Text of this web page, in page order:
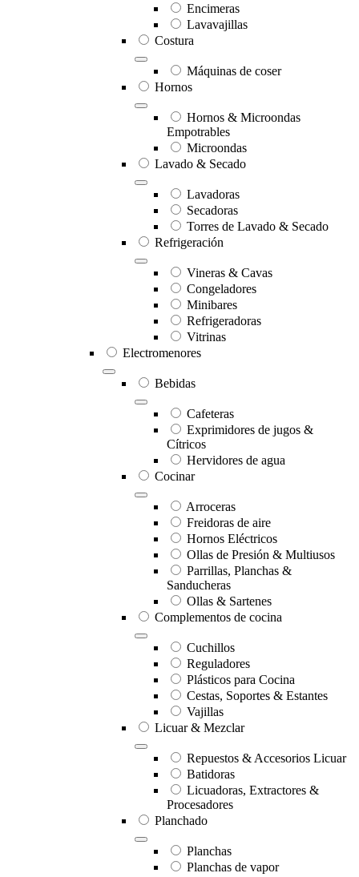
Encimeras
Lavavajillas
Costura
Máquinas de coser
Hornos
Hornos & Microondas
Empotrables
Microondas
Lavado & Secado
Lavadoras
Secadoras
Torres de Lavado & Secado
Refrigeración
Vineras & Cavas
Congeladores
Minibares
Refrigeradoras
Vitrinas
Electromenores
Bebidas
Cafeteras
Exprimidores de jugos &
Cítricos
Hervidores de agua
Cocinar
Arroceras
Freidoras de aire
Hornos Eléctricos
Ollas de Presión & Multiusos
Parrillas, Planchas &
Sanducheras
Ollas & Sartenes
Complementos de cocina
Cuchillos
Reguladores
Plásticos para Cocina
Cestas, Soportes & Estantes
Vajillas
Licuar & Mezclar
Repuestos & Accesorios Licuar
Batidoras
Licuadoras, Extractores &
Procesadores
Planchado
Planchas
Planchas de vapor